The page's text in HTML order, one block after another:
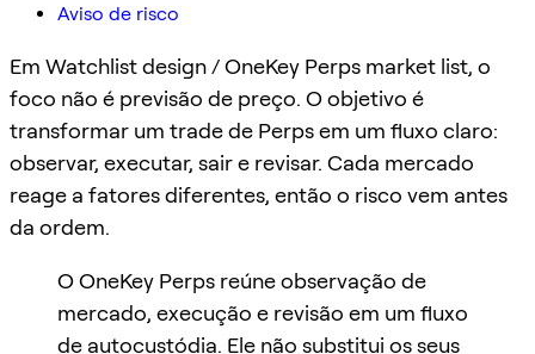
Aviso de risco
Em Watchlist design / OneKey Perps market list, o
foco não é previsão de preço. O objetivo é
transformar um trade de Perps em um fluxo claro:
observar, executar, sair e revisar. Cada mercado
reage a fatores diferentes, então o risco vem antes
da ordem.
O OneKey Perps reúne observação de
mercado, execução e revisão em um fluxo
de autocustódia. Ele não substitui os seus